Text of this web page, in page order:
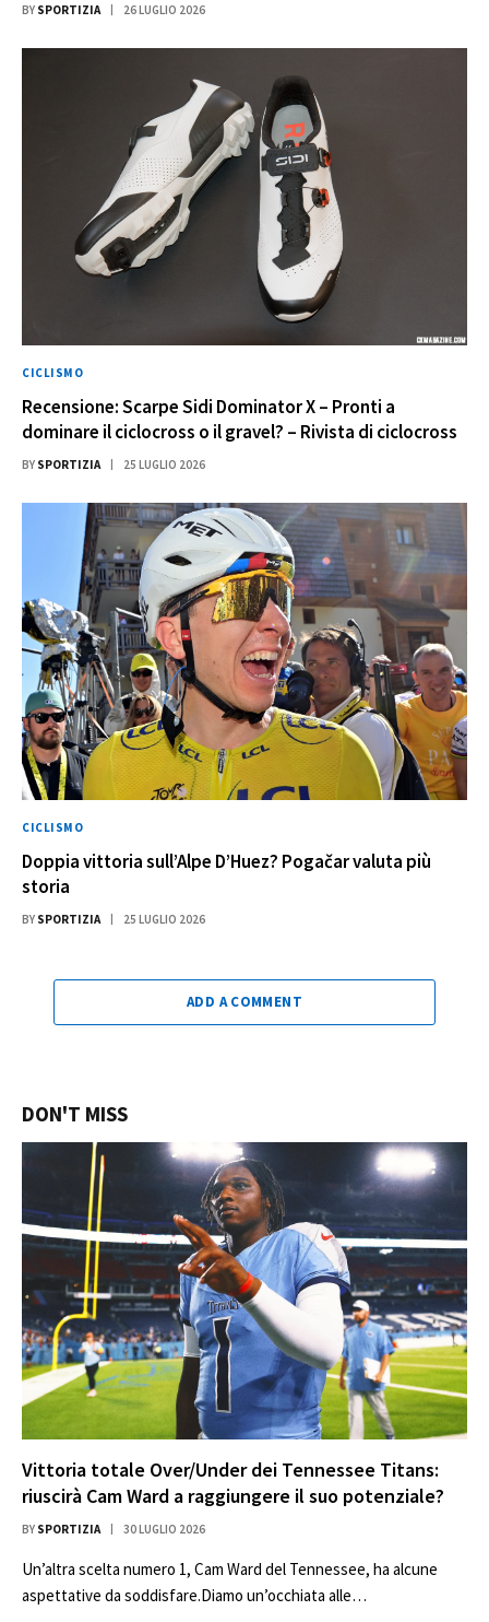
BY SPORTIZIA 26 LUGLIO 2026
CICLISMO
Recensione: Scarpe Sidi Dominator X – Pronti a
dominare il ciclocross o il gravel? – Rivista di ciclocross
BY SPORTIZIA 25 LUGLIO 2026
CICLISMO
Doppia vittoria sull’Alpe D’Huez? Pogačar valuta più
storia
BY SPORTIZIA 25 LUGLIO 2026
ADD A COMMENT
DON'T MISS
Vittoria totale Over/Under dei Tennessee Titans:
riuscirà Cam Ward a raggiungere il suo potenziale?
BY SPORTIZIA 30 LUGLIO 2026
Un’altra scelta numero 1, Cam Ward del Tennessee, ha alcune
aspettative da soddisfare.Diamo un’occhiata alle…